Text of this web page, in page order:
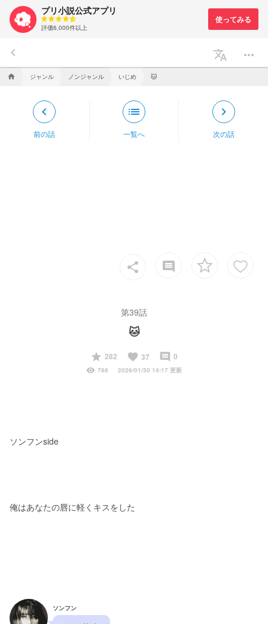
プリ小説公式アプリ
評価6,000件以上
keyboard_arrow_left translate more_horiz
home ジャンル ノンジャンル いじめ 🐱
keyboard_arrow_left
前の話
list
一覧へ
keyboard_arrow_right
次の話
share insert_comment
第39話
🐱
start
282 favorite 37 insert_comment 0
visibility 788 2026/01/30 14:17 更新
ソンフンside
俺はあなたの唇に軽くキスをした
ソンフン